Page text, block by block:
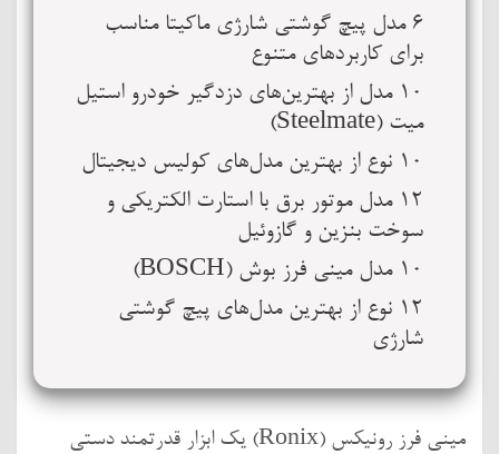
6 مدل پیچ گوشتی شارژی ماکیتا مناسب
برای کاربردهای متنوع
10 مدل از بهترین‌های دزدگیر خودرو استیل
میت (Steelmate)
10 نوع از بهترین مدل‌های کولیس دیجیتال
12 مدل موتور برق با استارت الکتریکی و
سوخت بنزین و گازوئیل
10 مدل مینی فرز بوش (BOSCH)
12 نوع از بهترین مدل‌های پیچ گوشتی
شارژی
مینی فرز رونیکس (Ronix) یک ابزار قدرتمند دستی